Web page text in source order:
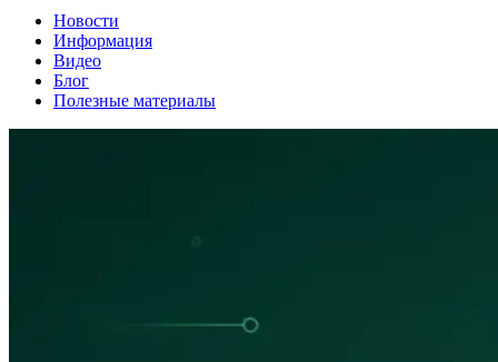
Новости
Информация
Видео
Блог
Полезные материалы